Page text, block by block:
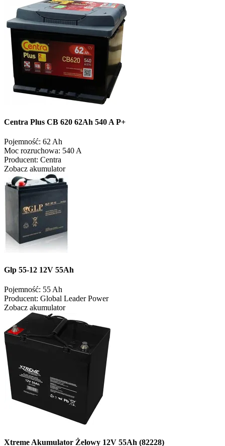
Centra Plus CB 620 62Ah 540 A P+
Pojemność: 62 Ah
Moc rozruchowa: 540 A
Producent: Centra
Zobacz akumulator
Glp 55-12 12V 55Ah
Pojemność: 55 Ah
Producent: Global Leader Power
Zobacz akumulator
Xtreme Akumulator Żelowy 12V 55Ah (82228)